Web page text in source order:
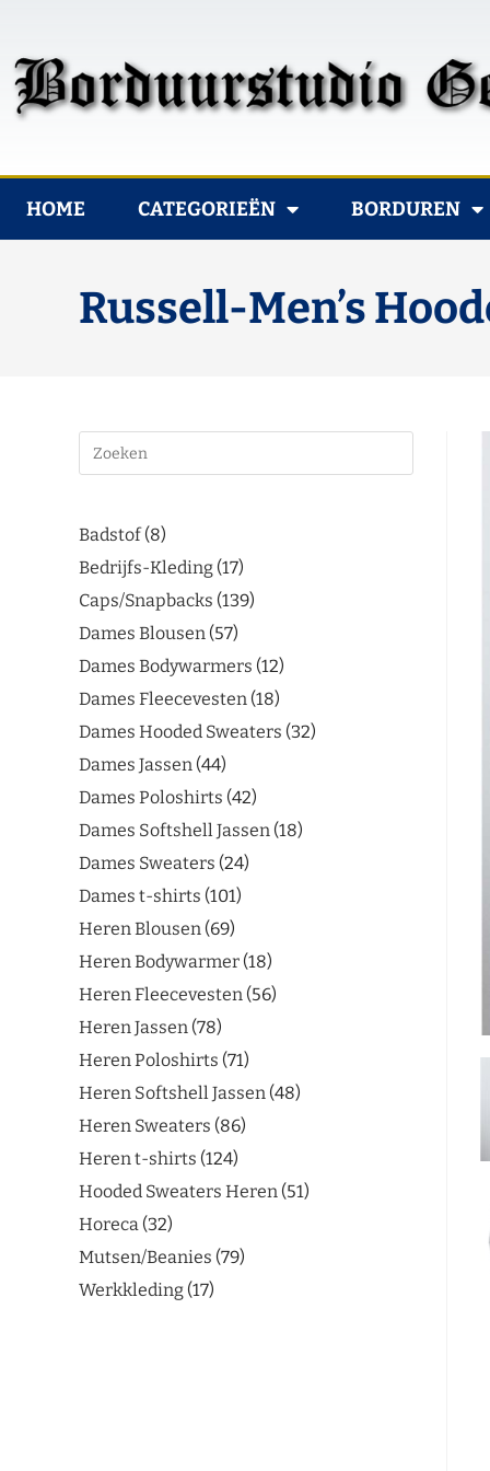
HOME CATEGORIEËN BORDUREN
Russell-Men’s
Badstof 8
Bedrijfs-Kleding 17
Caps/Snapbacks 139
Dames Blousen 57
Dames Bodywarmers 12
Dames Fleecevesten 18
Dames Hooded Sweaters 32
Dames Jassen 44
Dames Poloshirts 42
Dames Softshell Jassen 18
Dames Sweaters 24
Dames t-shirts 101
Heren Blousen 69
Heren Bodywarmer 18
Heren Fleecevesten 56
Heren Jassen 78
Heren Poloshirts 71
Heren Softshell Jassen 48
Heren Sweaters 86
Heren t-shirts 124
Hooded Sweaters Heren 51
Horeca 32
Mutsen/Beanies 79
Werkkleding 17